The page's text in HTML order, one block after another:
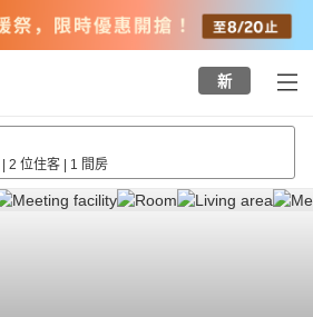
新
| 2 位住客 | 1 間房